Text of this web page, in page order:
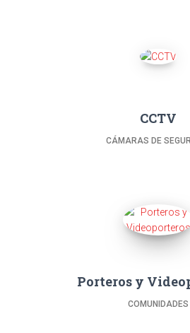
CCTV
CÁMARAS DE
Porteros y
COMUNIDADES